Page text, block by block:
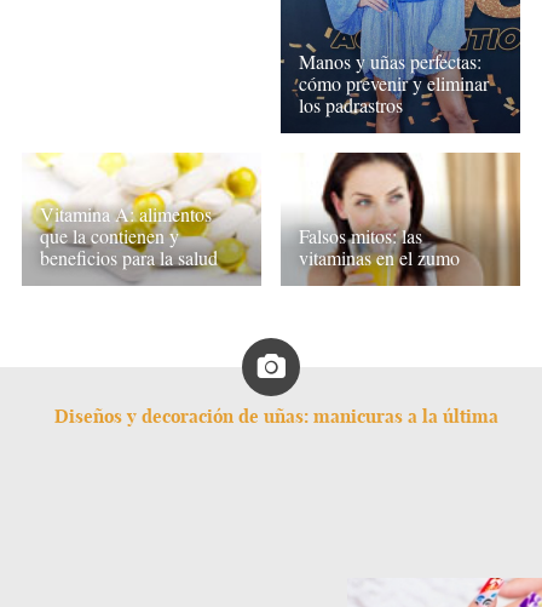
Manos y uñas perfectas:
cómo prevenir y eliminar
los padrastros
Vitamina A: alimentos
que la contienen y
beneficios para la salud
Falsos mitos: las
vitaminas en el zumo
Diseños y decoración de uñas: manicuras a la última